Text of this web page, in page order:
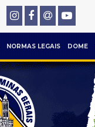
NORMAS LEGAIS DOME